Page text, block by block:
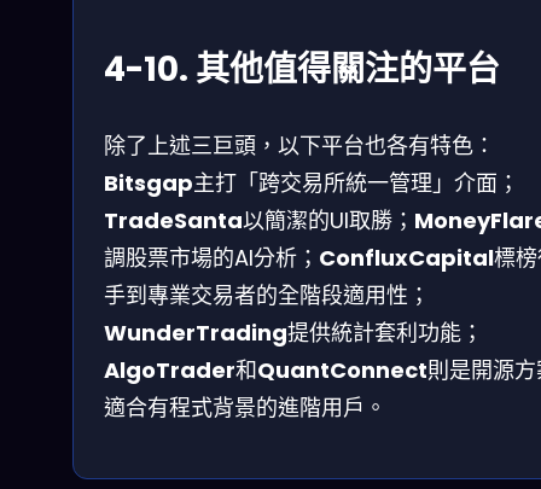
4-10. 其他值得關注的平台
除了上述三巨頭，以下平台也各有特色：
Bitsgap主打「跨交易所統一管理」介面；
TradeSanta以簡潔的UI取勝；
調股票市場的AI分析； ConfluxCapital標
手到專業交易者的全階段適用性；
WunderTrading提供統計套利功能；
AlgoTrader和QuantConnect則是開源
適合有程式背景的進階用戶。